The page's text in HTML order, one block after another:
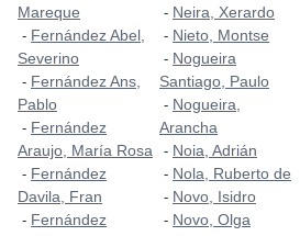
Mareque
- Fernández Abel,
Severino
- Fernández Ans,
Pablo
- Fernández
Araujo, María Rosa
- Fernández
Davila, Fran
- Fernández
- Neira, Xerardo
- Nieto, Montse
- Nogueira
Santiago, Paulo
- Nogueira,
Arancha
- Noia, Adrián
- Nola, Ruberto de
- Novo, Isidro
- Novo, Olga